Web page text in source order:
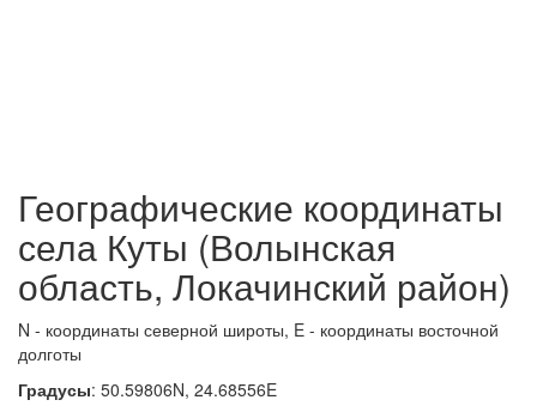
Географические координаты
села Куты (Волынская
область, Локачинский район)
N - координаты северной широты, E - координаты восточной
долготы
Градусы: 50.59806N, 24.68556E